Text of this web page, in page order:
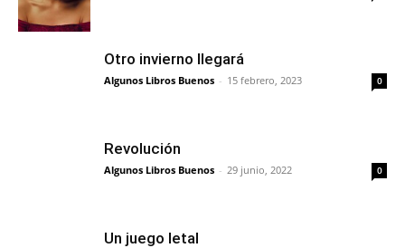
Otro invierno llegará
Algunos Libros Buenos - 15 febrero, 2023 0
Revolución
Algunos Libros Buenos - 29 junio, 2022 0
Un juego letal